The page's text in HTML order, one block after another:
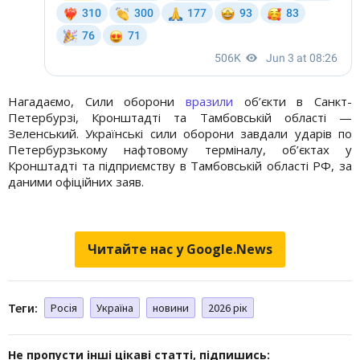
Нагадаємо, Сили оборони вразили об’єкти в Санкт-
Петербурзі, Кронштадті та Тамбовській області —
Зеленський. Українські сили оборони завдали ударів по
Петербурзькому нафтовому терміналу, об’єктах у
Кронштадті та підприємству в Тамбовській області РФ, за
даними офіційних заяв.
Читайте нас у Google.News
Теги: Росія Україна новини 2026 рік
Не пропусти інші цікаві статті, підпишись: